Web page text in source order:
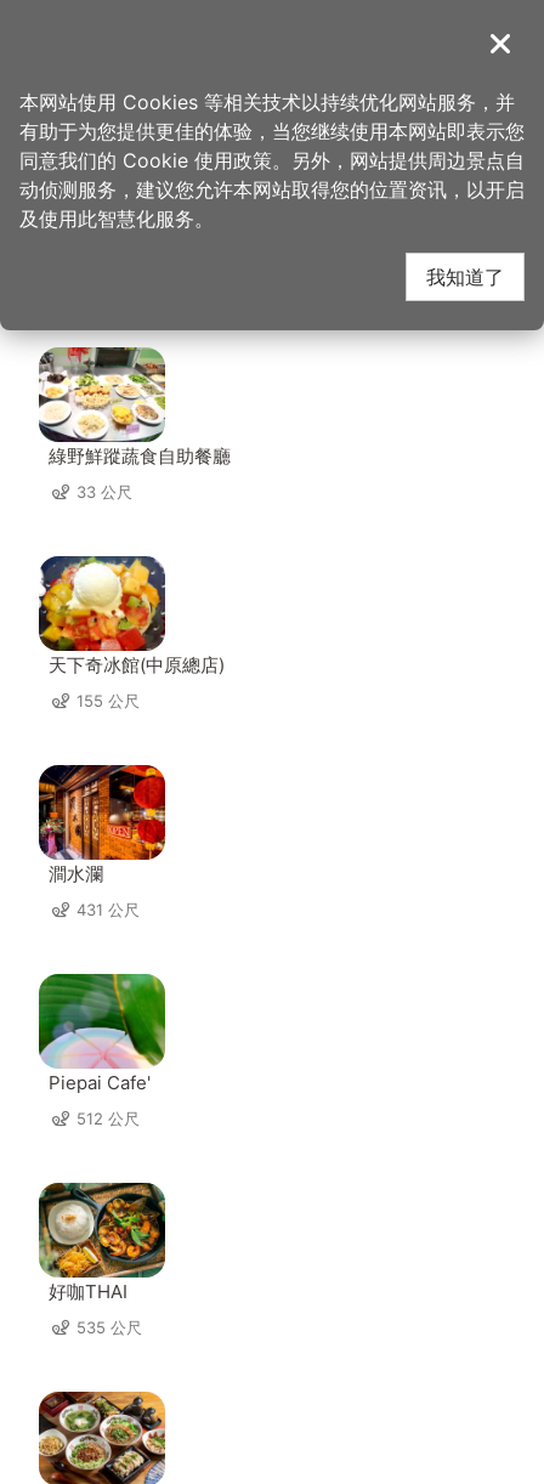
導覽
首页 > 想去的地方 > 美食、购物 > GrayRoom 灰房间｜画画咖啡厅
GrayRoom 灰房间｜画
画咖啡厅 周边店家
綠野鮮蹤蔬食自助餐廳
33 公尺
天下奇冰館(中原總店)
155 公尺
澗水瀾
431 公尺
Piepai Cafe'
512 公尺
好咖THAI
535 公尺
关闭
本网站使用 Cookies 等相关技术以持续优化网站服务，并
有助于为您提供更佳的体验，当您继续使用本网站即表示您
同意我们的 Cookie 使用政策。另外，网站提供周边景点自
动侦测服务，建议您允许本网站取得您的位置资讯，以开启
及使用此智慧化服务。
我知道了